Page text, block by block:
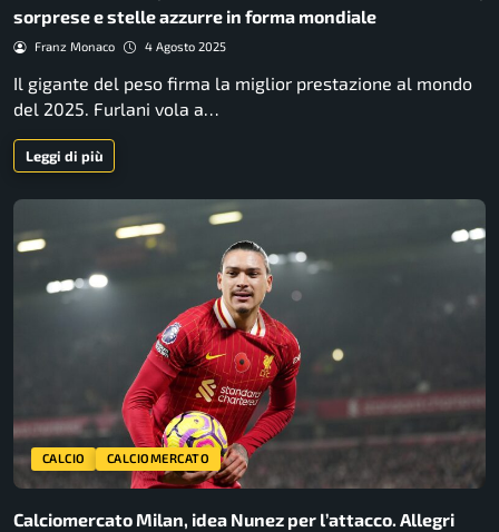
sorprese e stelle azzurre in forma mondiale
Franz Monaco 4 Agosto 2025
Il gigante del peso firma la miglior prestazione al mondo
del 2025. Furlani vola a…
Leggi di più
CALCIO CALCIOMERCATO
Calciomercato Milan, idea Nunez per l’attacco. Allegri